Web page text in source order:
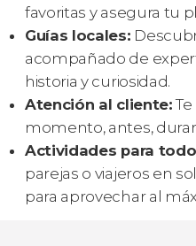
favoritas y asegura tu
Guías locales:
acompañado de
historia y curiosidad.
Atención al cliente:
momento, antes,
Actividades para
parejas o viajeros en
para aprovechar al